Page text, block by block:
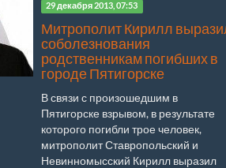
29 декабря 2013, 07:53
Митрополит Кирилл
соболезнования
родственникам погибших в
городе Пятигорске
В связи с произошедшим в
Пятигорске взрывом, в результате
которого погибли трое человек,
митрополит Ставропольский и
Невинномысский Кирилл выразил